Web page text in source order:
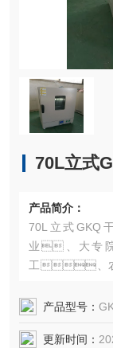
70L立式
产品简介：
70L立式GKQ
业、大专
工、
焙之用
产品型号：
更新时间：